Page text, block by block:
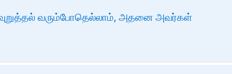
வரும்போதெல்லாம், அதனை அவர்கள்